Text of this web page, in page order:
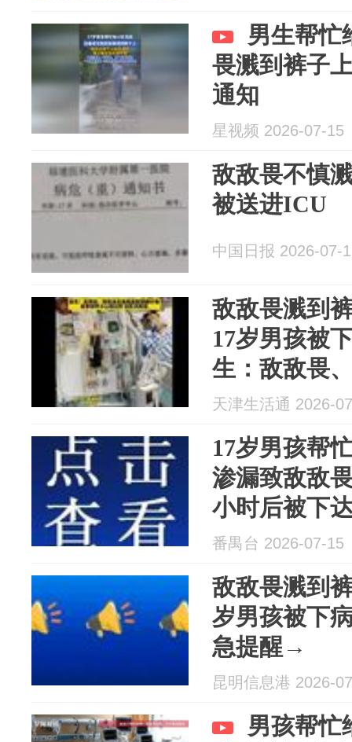
男生帮忙
畏溅到裤子
通知
星视频 2026-07-15
敌敌畏不慎
被送进ICU
中国日报 2026-07-
敌敌畏溅到
17岁男孩被
生：敌敌畏
等，绝非只
天津生活通 2026-
17岁男孩帮
渗漏致敌敌
小时后被下
生：敌敌畏
有喝下去才
番禺台 2026-07-15
敌敌畏溅到
岁男孩被下
急提醒→
昆明信息港 2026-
男孩帮忙